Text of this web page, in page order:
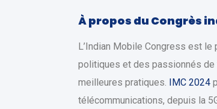
À propos du Congrès
L’Indian Mobile Congress est
politiques et des passionnés de
meilleures pratiques.
IMC 2024
télécommunications, depuis la